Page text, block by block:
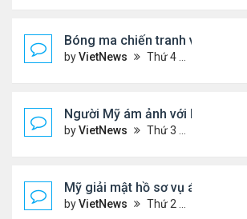
Bóng ma chiến tranh với Israel
byVietNews Thứ 4 Tháng 7 23, 2025 5:32 pm
Người Mỹ ám ảnh với hồ sơ
byVietNews Thứ 3 Tháng 7 22, 2025 5:08 pm
Mỹ giải mật hồ sơ vụ ám sát
byVietNews Thứ 2 Tháng 7 21, 2025 5:36 pm